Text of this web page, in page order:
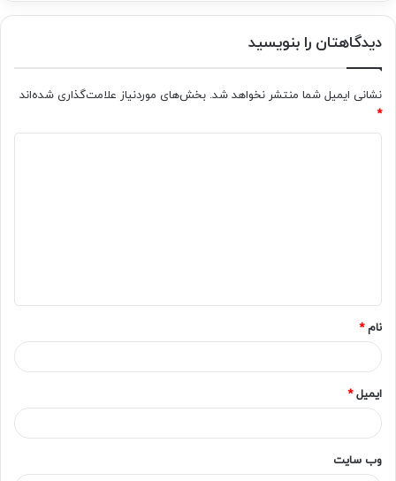
دیدگاهتان را بنویسید
نشانی ایمیل شما منتشر نخواهد شد. بخش‌های موردنیاز علامت‌گذاری شده‌اند
*
*
نام*
ایمیل*
وب‌ سایت